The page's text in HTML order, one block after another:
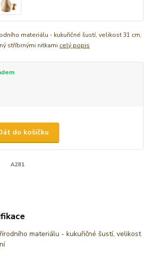
materiálu - kukuřičné šustí, velikost 31 cm,
stříbrnými nitkami celý popis
do košíčku
A281
materiálu - kukuřičné šustí, velikost